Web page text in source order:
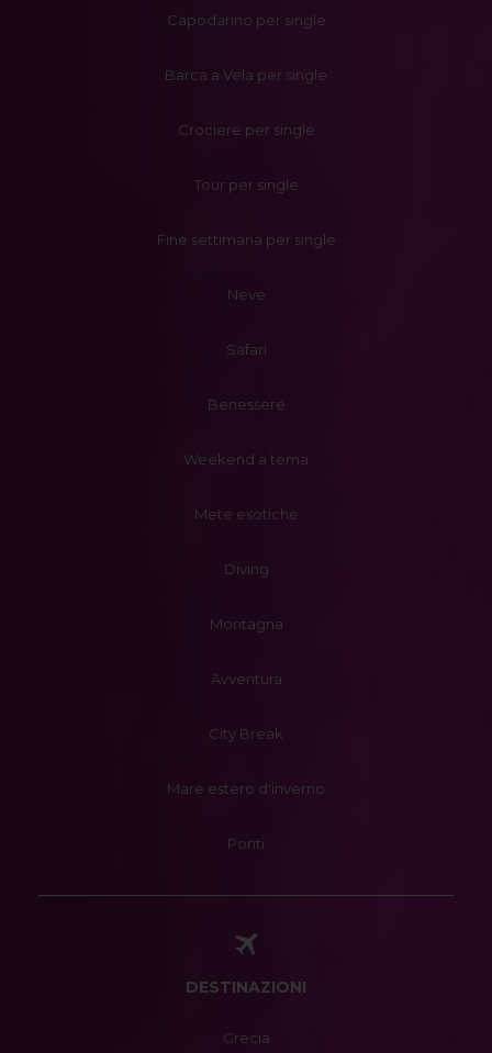
Capodanno per single
Barca a Vela per single
Crociere per single
Tour per single
Fine settimana per single
Neve
Safari
Benessere
Weekend a tema
Mete esotiche
Diving
Montagna
Avventura
City Break
Mare estero d'inverno
Ponti
DESTINAZIONI
Grecia